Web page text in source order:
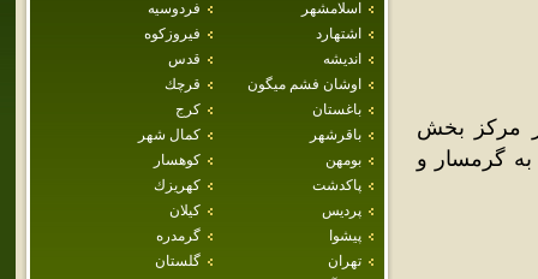
اسلامشهر
فردوسيه
اشتهارد
فيروزكوه
انديشه
قدس
اوشان فشم ميگون
قرچك
باغستان
كرج
باقرشهر
كمال شهر
بومهن
كوهسار
پاكدشت
كهريزك
پرديس
كيلان
پيشوا
گرمدره
تهران
گلستان
مرکز بخش
گرمسار و